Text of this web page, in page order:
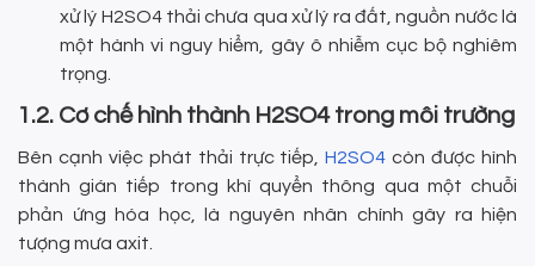
xử lý H2SO4 thải chưa qua xử lý ra đất, nguồn nước là
một hành vi nguy hiểm, gây ô nhiễm cục bộ nghiêm
trọng.
1.2. Cơ chế hình thành H2SO4 trong môi trường
Bên cạnh việc phát thải trực tiếp,H2SO4 còn được hình
thành gián tiếp trong khí quyển thông qua một chuỗi
phản ứng hóa học, là nguyên nhân chính gây ra hiện
tượng mưa axit.